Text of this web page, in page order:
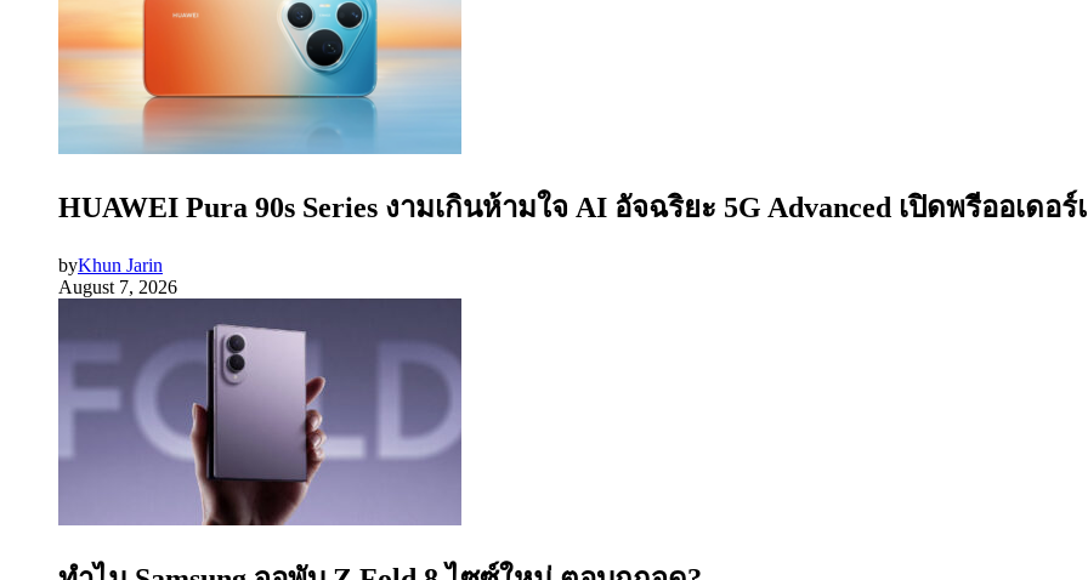
HUAWEI Pura 90s Series งามเกินห้ามใจ AI อัจฉริยะ 5G Advanced เปิดพรีออเดอร์
byKhun Jarin
August 7, 2026